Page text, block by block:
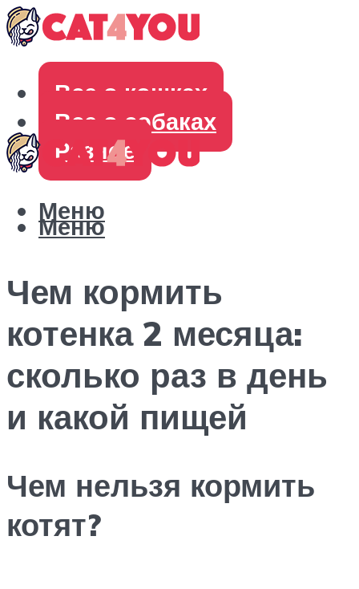
Все о кошках
Все о собаках
Разное
Меню
Меню
Чем кормить
котенка 2 месяца:
сколько раз в день
и какой пищей
Чем нельзя кормить
котят?